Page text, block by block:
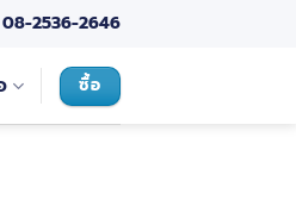
08-2536-2646
ซื้อ